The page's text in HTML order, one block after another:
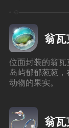
翁瓦
位面封装的翁
岛屿郁郁葱葱
动物的果实。
翁